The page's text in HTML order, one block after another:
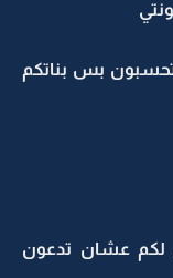
بس بناتكم
عشان تدعون